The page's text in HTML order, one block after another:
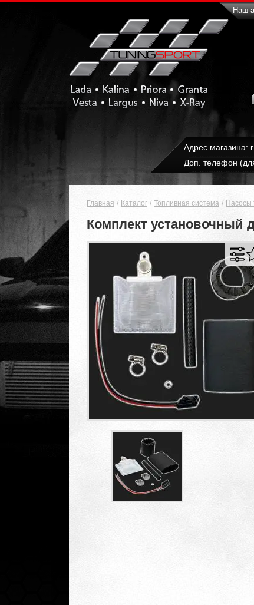
Наш
Адрес магазина:
Доп. телефон
Главная Каталог Топливная система Насосы
Комплект установочный